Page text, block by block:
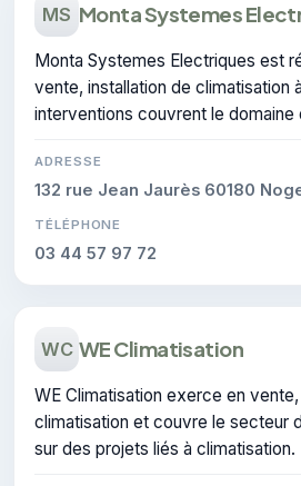
MS Monta Systemes
Monta Systemes Electriques est
vente, installation de climatisation
interventions couvrent le domaine
ADRESSE
132 rue Jean Jaurès 60180
TÉLÉPHONE
03 44 57 97 72
WC WE Climatisation
WE Climatisation exerce en
climatisation et couvre le secteur
sur des projets liés à climatisation.